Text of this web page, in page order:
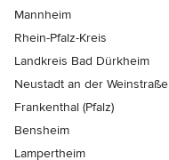
Mannheim
Rhein-Pfalz-Kreis
Landkreis Bad Dürkheim
Neustadt an der Weinstraße
Frankenthal (Pfalz)
Bensheim
Lampertheim